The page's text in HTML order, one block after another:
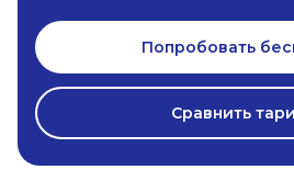
Попробовать
Сравнить